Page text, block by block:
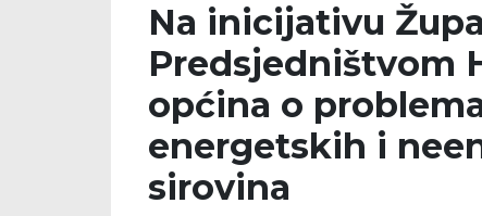
Na inicijativu
Predsjedništvom
općina o
energetskih i
sirovina